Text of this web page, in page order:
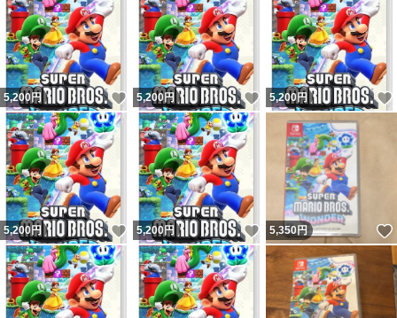
5,200 円 いいね！
5,200 円 いいね！
5,200 円
5,200 円 いいね！
5,200 円 いいね！
5,350円